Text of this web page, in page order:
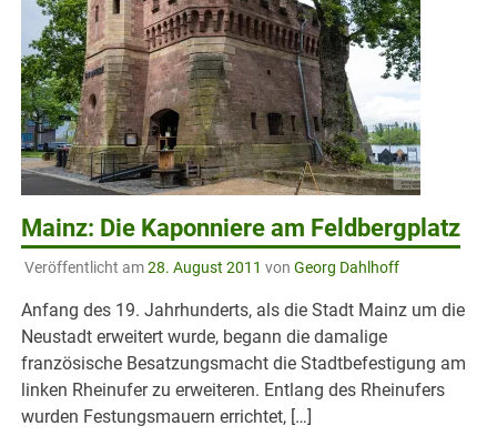
Mainz: Die Kaponniere am Feldbergplatz
Veröffentlicht am28. August 2011 von Georg Dahlhoff
Anfang des 19. Jahrhunderts, als die Stadt Mainz um die
Neustadt erweitert wurde, begann die damalige
französische Besatzungsmacht die Stadtbefestigung am
linken Rheinufer zu erweiteren. Entlang des Rheinufers
wurden Festungsmauern errichtet, […]